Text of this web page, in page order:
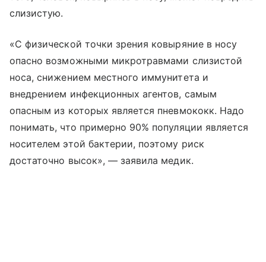
слизистую.
«С физической точки зрения ковыряние в носу
опасно возможными микротравмами слизистой
носа, снижением местного иммунитета и
внедрением инфекционных агентов, самым
опасным из которых является пневмококк. Надо
понимать, что примерно 90% популяции является
носителем этой бактерии, поэтому риск
достаточно высок», — заявила медик.